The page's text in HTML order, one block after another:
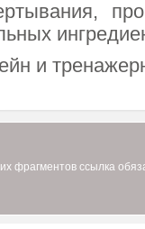
и
фрагментов ссылка